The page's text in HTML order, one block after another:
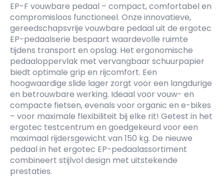
EP-F vouwbare pedaal – compact, comfortabel en
compromisloos functioneel. Onze innovatieve,
gereedschapsvrije vouwbare pedaal uit de ergotec
EP-pedaalserie bespaart waardevolle ruimte
tijdens transport en opslag. Het ergonomische
pedaaloppervlak met vervangbaar schuurpapier
biedt optimale grip en rijcomfort. Een
hoogwaardige slide lager zorgt voor een langdurige
en betrouwbare werking. Ideaal voor vouw- en
compacte fietsen, evenals voor organic en e-bikes
– voor maximale flexibiliteit bij elke rit! Getest in het
ergotec testcentrum en goedgekeurd voor een
maximaal rijdersgewicht van 150 kg. De nieuwe
pedaal in het ergotec EP-pedaalassortiment
combineert stijlvol design met uitstekende
prestaties.